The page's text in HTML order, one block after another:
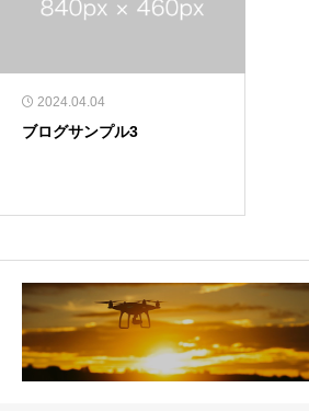
2024.04.04
ブログサンプル3